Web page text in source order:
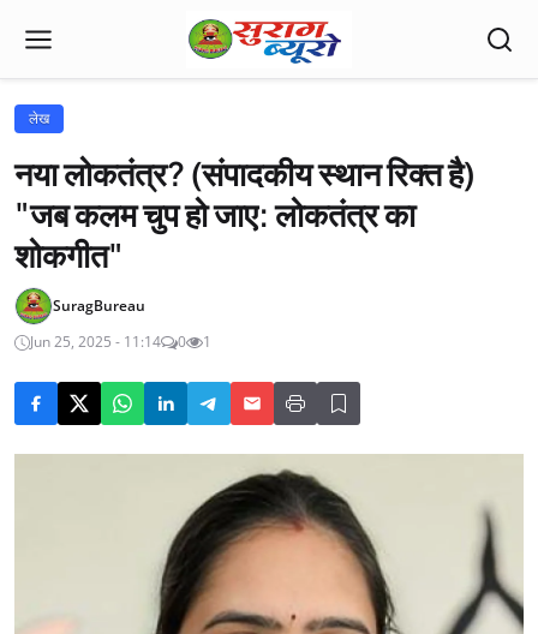
लेख
नया लोकतंत्र? (संपादकीय स्थान रिक्त है)
"जब कलम चुप हो जाए: लोकतंत्र का
शोकगीत"
SuragBureau
Jun 25, 2025 - 11:14
0 1